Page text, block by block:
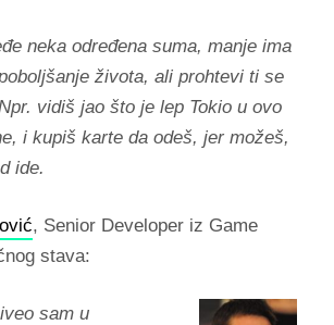
neka određena suma, manje ima
života, ali prohtevi ti se
vidiš jao što je lep Tokio u ovo
i kupiš karte da odeš, jer možeš,
ide.
, Senior Developer iz Game
stava:
sam u